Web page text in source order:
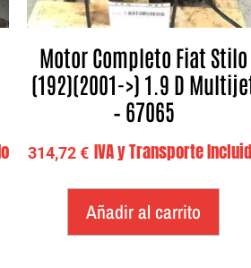
Motor Completo Fiat Stilo
(192)(2001->) 1.9 D
– 67065
314,72€ IVA y Transporte
Añadir al carrito